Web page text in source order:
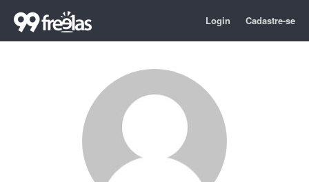
Login Cadastre-se